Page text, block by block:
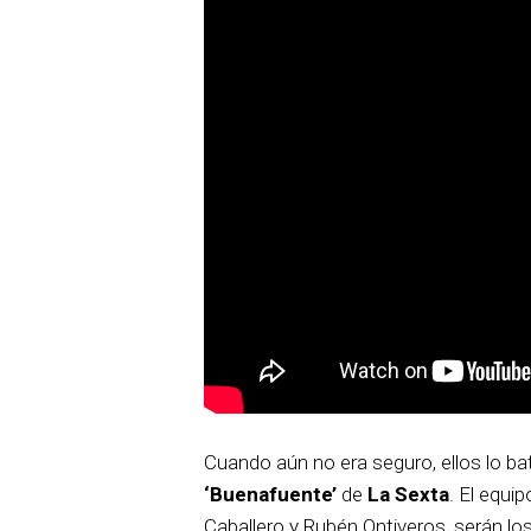
Cuando aún no era seguro, ellos lo
‘Buenafuente’ de La Sexta . El
Caballero y Rubén Ontiveros, serán